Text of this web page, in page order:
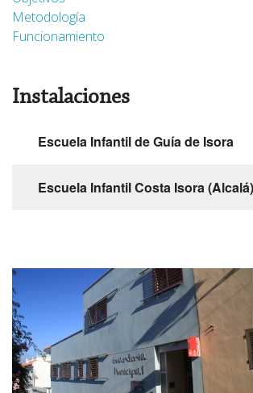
Metodología
Funcionamiento
Instalaciones
Escuela Infantil de Guía de Isora
Escuela Infantil Costa Isora (Alcalá)